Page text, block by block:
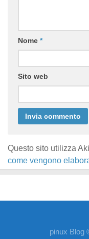
Nome *
Sito web
Questo sito utilizza
come vengono
pinux Blog